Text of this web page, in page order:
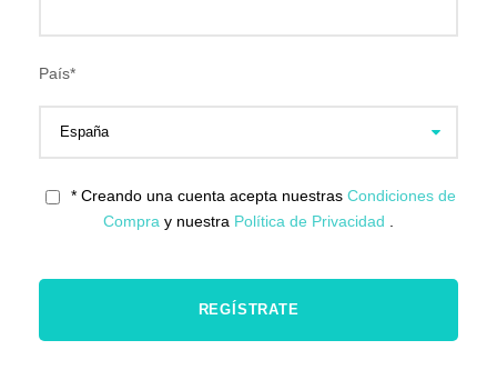
País*
* Creando una cuenta acepta nuestras Condiciones de
Compra y nuestra Política de Privacidad